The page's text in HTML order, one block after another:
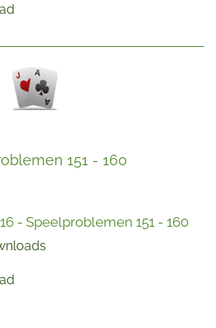
151 - 160
- Speelproblemen 151 - 160